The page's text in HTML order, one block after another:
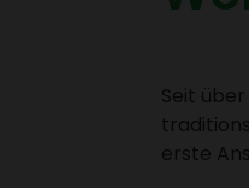
Seit
erste